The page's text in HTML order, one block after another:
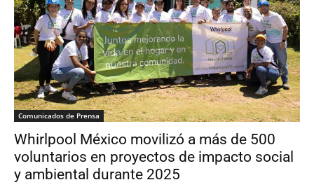
Comunicados de Prensa
Whirlpool México movilizó a más de 500
voluntarios en proyectos de impacto social
y ambiental durante 2025